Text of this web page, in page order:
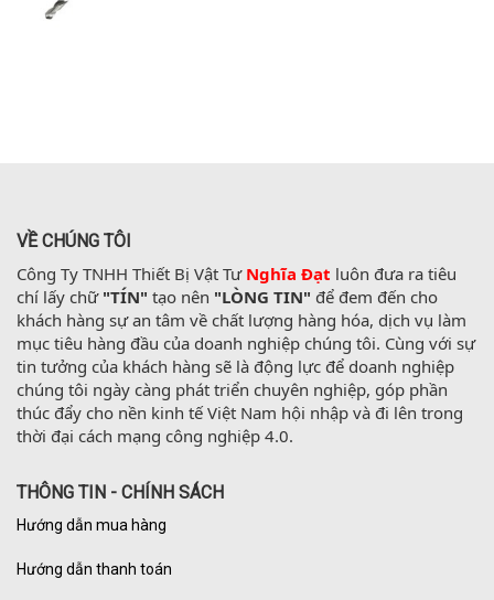
VỀ CHÚNG TÔI
Công Ty TNHH Thiết Bị Vật Tư Nghĩa Đạt luôn đưa ra tiêu
chí lấy chữ "TÍN" tạo nên "LÒNG TIN" để đem đến cho
khách hàng sự an tâm về chất lượng hàng hóa, dịch vụ làm
mục tiêu hàng đầu của doanh nghiệp chúng tôi. Cùng với sự
tin tưởng của khách hàng sẽ là động lực để doanh nghiệp
chúng tôi ngày càng phát triển chuyên nghiệp, góp phần
thúc đẩy cho nền kinh tế Việt Nam hội nhập và đi lên trong
thời đại cách mạng công nghiệp 4.0.
THÔNG TIN - CHÍNH SÁCH
Hướng dẫn mua hàng
Hướng dẫn thanh toán